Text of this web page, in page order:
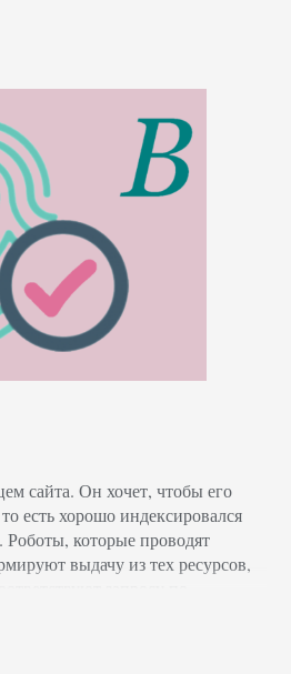
американские компании.
контакты бывших коллег и
сайта. Он хочет, чтобы его
есть хорошо индексировался
которые проводят
выдачу из тех ресурсов,
запросу по
специальные сервисы,
статистическую
сайт. Они